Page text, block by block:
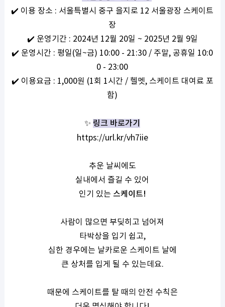
✔️ 이용 장소 : 서울특별시 중구 을지로 12 서울광장 스케이트
장
✔️ 운영기간 : 2024년 12월 20일 ~ 2025년 2월 9일
✔️ 운영시간 : 평일(일~금) 10:00 - 21:30 / 주말, 공휴일 10:0
0 - 23:00
✔️ 이용요금 : 1,000원 (1회 1시간 / 헬멧, 스케이트 대여료 포
함)
✨ 링크 바로가기
https://url.kr/vh7iie
추운 날씨에도
실내에서 즐길 수 있어
인기 있는 스케이트!
사람이 많으면 부딪히고 넘어져
타박상을 입기 쉽고,
심한 경우에는 날카로운 스케이트 날에
큰 상처를 입게 될 수 있는데요.
때문에 스케이트를 탈 때의 안전 수칙은